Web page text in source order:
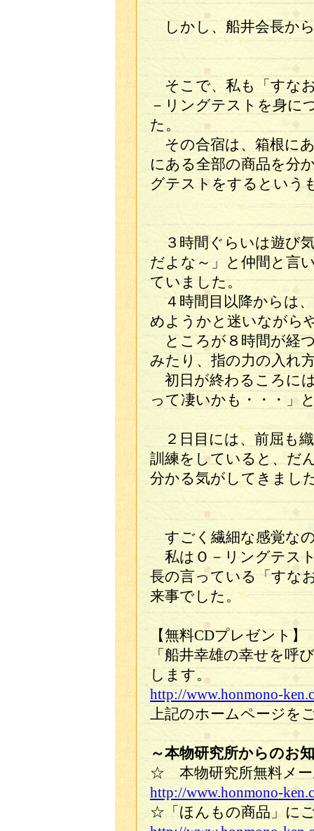
しかし、船井会長か
そこで、私も「すな
－リングテストを身に
た。
その合宿は、箱根に
にある全部の商品を分
グテストをするという
３時間ぐらいは遊び
だよな～」と仲間と言
ていました。
４時間目以降からは
めようかと迷いながら
ところが８時間が経
みたり、指の力の入れ
初日が終わるころに
って凄いかも・・・」
２日目には、前屈も
訓練をしていると、だ
分かる気がしてきまし
すごく繊細な感覚な
私はＯ－リングテス
長の言っている「すな
来事でした。
【無料CDプレゼント】
「船井幸雄の幸せを呼
します。
http://www.honmono-
上記のホームページを
～本物研究所からのお
☆ 本物研究所無料メー
http://www.honmono-
☆「ほんもの商品」に